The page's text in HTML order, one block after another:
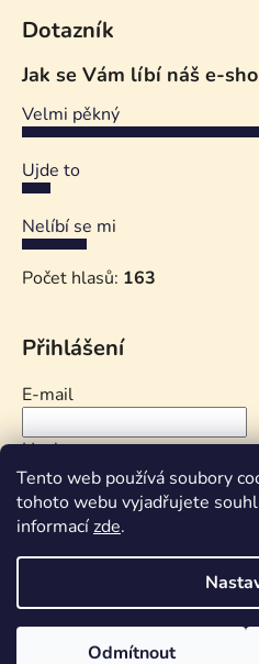
Tento web používá soubory
tohoto webu vyjadřujete
informacízde.
Odmítnout
Dotazník
Jak se Vám líbí náš e-
Velmi pěkný
Ujde to
Nelíbí se mi
Počet hlasů: 163
Přihlášení
E-mail
Heslo
PŘIHLÁSIT SE
Nová registraceZapomenuté
Vytvořil Shoptet ve